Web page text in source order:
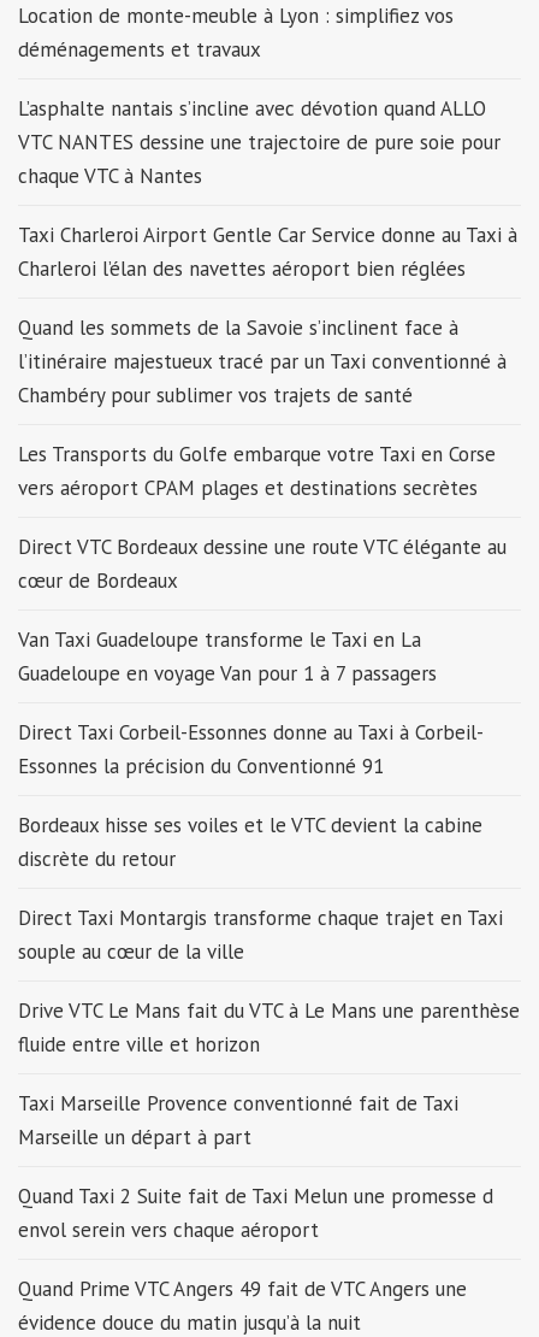
Location de monte-meuble à Lyon : simplifiez vos
déménagements et travaux
L’asphalte nantais s’incline avec dévotion quand ALLO
VTC NANTES dessine une trajectoire de pure soie pour
chaque VTC à Nantes
Taxi Charleroi Airport Gentle Car Service donne au Taxi à
Charleroi l’élan des navettes aéroport bien réglées
Quand les sommets de la Savoie s’inclinent face à
l’itinéraire majestueux tracé par un Taxi conventionné à
Chambéry pour sublimer vos trajets de santé
Les Transports du Golfe embarque votre Taxi en Corse
vers aéroport CPAM plages et destinations secrètes
Direct VTC Bordeaux dessine une route VTC élégante au
cœur de Bordeaux
Van Taxi Guadeloupe transforme le Taxi en La
Guadeloupe en voyage Van pour 1 à 7 passagers
Direct Taxi Corbeil-Essonnes donne au Taxi à Corbeil-
Essonnes la précision du Conventionné 91
Bordeaux hisse ses voiles et le VTC devient la cabine
discrète du retour
Direct Taxi Montargis transforme chaque trajet en Taxi
souple au cœur de la ville
Drive VTC Le Mans fait du VTC à Le Mans une parenthèse
fluide entre ville et horizon
Taxi Marseille Provence conventionné fait de Taxi
Marseille un départ à part
Quand Taxi 2 Suite fait de Taxi Melun une promesse d
envol serein vers chaque aéroport
Quand Prime VTC Angers 49 fait de VTC Angers une
évidence douce du matin jusqu’à la nuit